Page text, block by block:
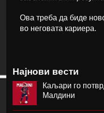
Ова треба да биде
во неговата кариера.
Најнови вести
Каљари го
Малдини